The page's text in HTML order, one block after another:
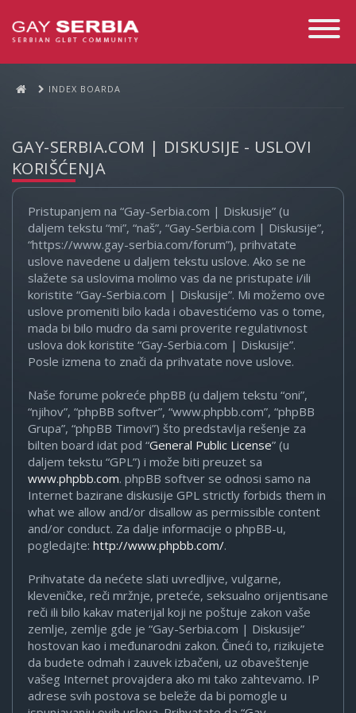
Toggle
INDEX BOARDA
GAY-SERBIA.COM | DISKUSIJE - USLOVI
KORIŠĆENJA
Pristupanjem na “Gay-Serbia.com | Diskusije” (u
daljem tekstu “mi”, “naš”, “Gay-Serbia.com | Diskusije”,
“https://www.gay-serbia.com/forum”), prihvatate
uslove navedene u daljem tekstu uslove. Ako se ne
slažete sa uslovima molimo vas da ne pristupate i/ili
koristite “Gay-Serbia.com | Diskusije”. Mi možemo ove
uslove promeniti bilo kada i obavestićemo vas o tome,
mada bi bilo mudro da sami proverite regulativnost
uslova dok koristite “Gay-Serbia.com | Diskusije”.
Posle izmena to znači da prihvatate nove uslove.
Naše forume pokreće phpBB (u daljem tekstu “oni”,
“njihov”, “phpBB softver”, “www.phpbb.com”, “phpBB
Grupa”, “phpBB Timovi”) što predstavlja rešenje za
bilten board idat pod “General Public License” (u
daljem tekstu “GPL”) i može biti preuzet sa
www.phpbb.com. phpBB softver se odnosi samo na
Internet bazirane diskusije GPL strictly forbids them in
what we allow and/or disallow as permissible content
and/or conduct. Za dalje informacije o phpBB-u,
pogledajte: http://www.phpbb.com/.
Prihvatate da nećete slati uvredljive, vulgarne,
kleveničke, reči mržnje, preteće, seksualno orijentisane
reči ili bilo kakav materijal koji ne poštuje zakon vaše
zemlje, zemlje gde je “Gay-Serbia.com | Diskusije”
hostovan kao i međunarodni zakon. Čineći to, rizikujete
da budete odmah i zauvek izbačeni, uz obaveštenje
vašeg Internet provajdera ako mi tako zahtevamo. IP
adrese svih postova se beleže da bi pomogle u